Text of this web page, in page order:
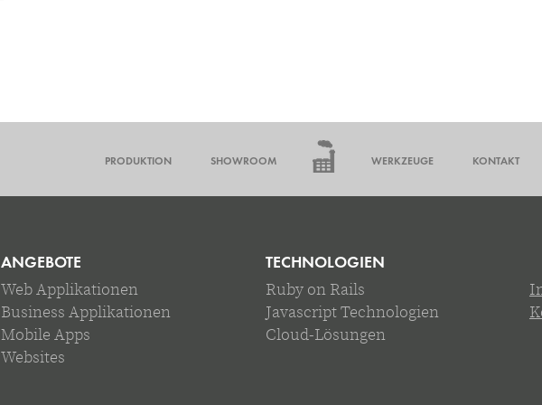
PRODUKTION SHOWROOM WERKZEUGE KONTAKT
ANGEBOTE
Web Applikationen
Business Applikationen
Mobile Apps
Websites
TECHNOLOGIEN
Ruby on Rails
Javascript Technologien
Cloud-Lösungen